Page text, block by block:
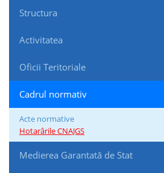
Structura
Activitatea
Oficii Teritoriale
Cadrul normativ
Acte normative
Hotarârile CNAJGS
Medierea Garantată de Stat